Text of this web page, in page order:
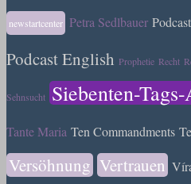
newstartcenter Petra Sedlbauer Podcast
Podcast English Prophetie Recht
Sehnsucht Siebenten-
Tante Maria Ten Commandments
Versöhnung Vertrauen